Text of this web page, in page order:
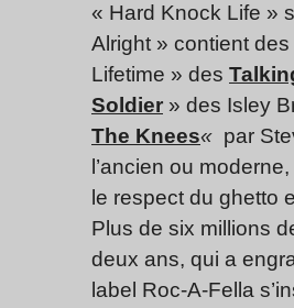
« Hard Knock Life »
Alright » contient
Lifetime » des
Soldier » des Isley
The Knees« par
l’ancien ou
le respect du ghetto
Plus de six millions
deux ans, qui a
label Roc-A-Fella